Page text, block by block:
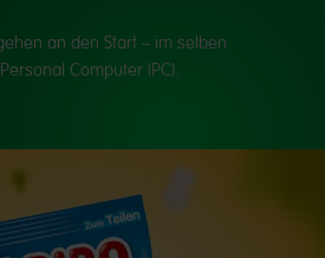
an den Start – im selben
Computer (PC).